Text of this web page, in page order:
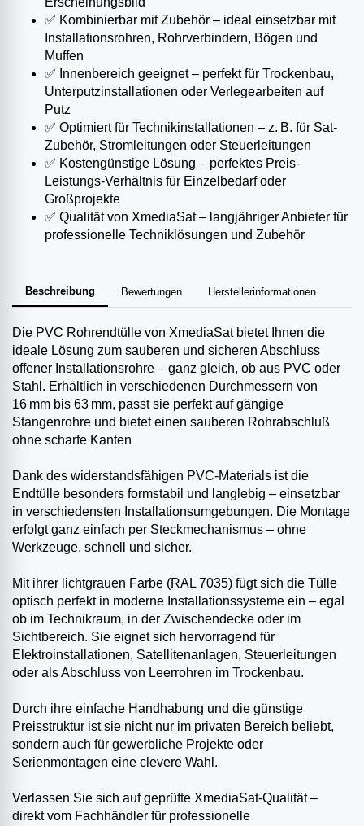
✅ Kombinierbar mit Zubehör – ideal einsetzbar mit
Installationsrohren, Rohrverbindern, Bögen und
Muffen
✅ Innenbereich geeignet – perfekt für Trockenbau,
Unterputzinstallationen oder Verlegearbeiten auf
Putz
✅ Optimiert für Technikinstallationen – z. B. für Sat-
Zubehör, Stromleitungen oder Steuerleitungen
✅ Kostengünstige Lösung – perfektes Preis-
Leistungs-Verhältnis für Einzelbedarf oder
Großprojekte
✅ Qualität von XmediaSat – langjähriger Anbieter für
professionelle Techniklösungen und Zubehör
Beschreibung Bewertungen Herstellerinformationen
Die PVC Rohrendtülle von XmediaSat bietet Ihnen die
ideale Lösung zum sauberen und sicheren Abschluss
offener Installationsrohre – ganz gleich, ob aus PVC oder
Stahl. Erhältlich in verschiedenen Durchmessern von
16 mm bis 63 mm, passt sie perfekt auf gängige
Stangenrohre und bietet einen sauberen Rohrabschluß
ohne scharfe Kanten
Dank des widerstandsfähigen PVC-Materials ist die
Endtülle besonders formstabil und langlebig – einsetzbar
in verschiedensten Installationsumgebungen. Die Montage
erfolgt ganz einfach per Steckmechanismus – ohne
Werkzeuge, schnell und sicher.
Mit ihrer lichtgrauen Farbe (RAL 7035) fügt sich die Tülle
optisch perfekt in moderne Installationssysteme ein – egal
ob im Technikraum, in der Zwischendecke oder im
Sichtbereich. Sie eignet sich hervorragend für
Elektroinstallationen, Satellitenanlagen, Steuerleitungen
oder als Abschluss von Leerrohren im Trockenbau.
Durch ihre einfache Handhabung und die günstige
Preisstruktur ist sie nicht nur im privaten Bereich beliebt,
sondern auch für gewerbliche Projekte oder
Serienmontagen eine clevere Wahl.
Verlassen Sie sich auf geprüfte XmediaSat-Qualität –
direkt vom Fachhändler für professionelle